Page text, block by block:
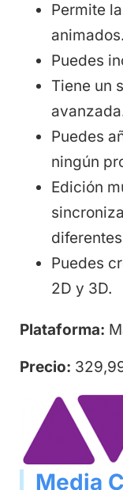
Permite
animados.
Puedes
Tiene un
Puedes
ningún
Edición
Puedes
2D y 3D.
Plataforma:
Precio:
Media